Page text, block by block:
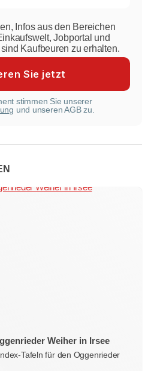
Infos aus den Bereichen
Jobportal und
Kaufbeuren zu erhalten.
stimmen Sie unserer
und unseren AGB zu.
Weiher in Irsee
Tafeln für den Oggenrieder